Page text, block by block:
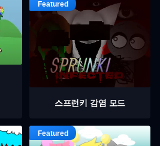
스프런키 감염 모드